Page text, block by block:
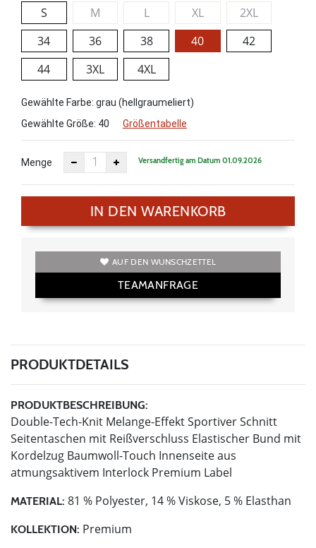
S M L XL
2XL
34
36 38 40
42
44
3XL 4XL
Gewählte Farbe: grau (hellgraumeliert)
Gewählte Größe: 40 Größentabelle
Menge Versandfertig am Datum 01.09.2026
IN DEN WARENKORB
AUF DEN WUNSCHZETTEL
TEAMANFRAGE
PRODUKTDETAILS
PRODUKTBESCHREIBUNG:
Double-Tech-Knit Melange-Effekt Sportiver Schnitt
Seitentaschen mit Reißverschluss Elastischer Bund mit
Kordelzug Baumwoll-Touch Innenseite aus
atmungsaktivem Interlock Premium Label
MATERIAL: 81 % Polyester, 14 % Viskose, 5 % Elasthan
KOLLEKTION: Premium